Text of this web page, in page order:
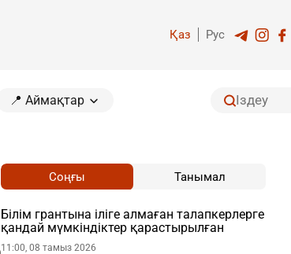
Қаз Рус
📍 Аймақтар
Соңғы Танымал
Білім грантына іліге алмаған талапкерлерге
қандай мүмкіндіктер қарастырылған
11:00, 08 тамыз 2026